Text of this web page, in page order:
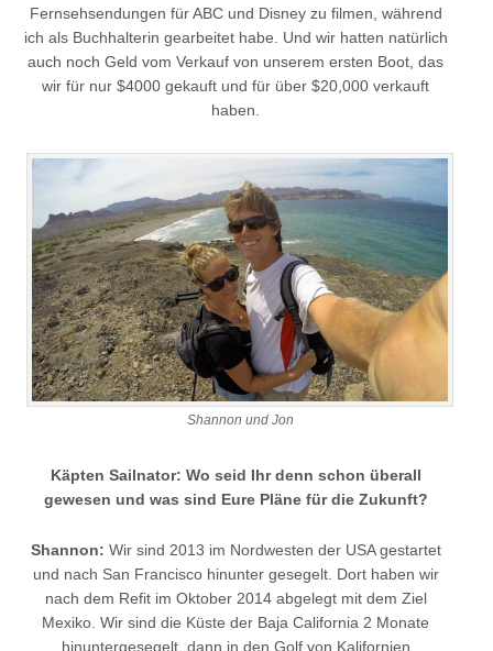
Fernsehsendungen für ABC und Disney zu filmen, während
ich als Buchhalterin gearbeitet habe. Und wir hatten natürlich
auch noch Geld vom Verkauf von unserem ersten Boot, das
wir für nur $4000 gekauft und für über $20,000 verkauft
haben.
Shannon und Jon
Käpten Sailnator: Wo seid Ihr denn schon überall
gewesen und was sind Eure Pläne für die Zukunft?
Shannon: Wir sind 2013 im Nordwesten der USA gestartet
und nach San Francisco hinunter gesegelt. Dort haben wir
nach dem Refit im Oktober 2014 abgelegt mit dem Ziel
Mexiko. Wir sind die Küste der Baja California 2 Monate
hinuntergesegelt, dann in den Golf von Kalifornien